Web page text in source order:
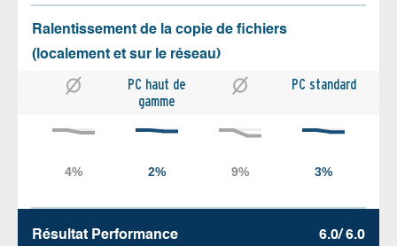
Ralentissement de la copie de fichiers
(localement et sur le réseau)
PC haut de
gamme
PC standard
Résultat Performance 6.0/ 6.0